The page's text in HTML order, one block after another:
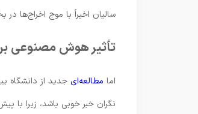
سالیان اخیراً با موج اخراج‌ها
تأثیر هوش مصنوعی بر
اما مطالعه‌ای جدید از دانشگاه
نگران خبر خوبی باشد، زیرا با